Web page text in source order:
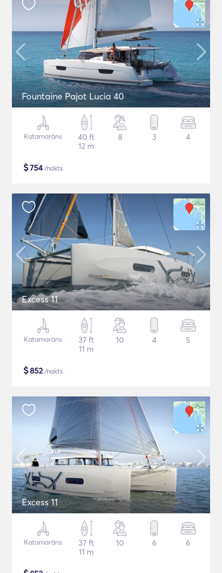
Fountaine Pajot Lucia 40
Katamarāns
40 ft
12 m
8 3 4
$754/nakts
Excess 11
Katamarāns
37 ft
11 m
10 4 5
$852/nakts
Excess 11
Katamarāns
37 ft
11 m
10 6 6